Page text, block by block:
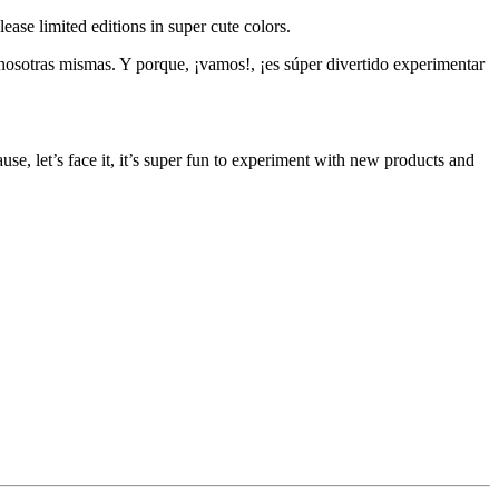
limited editions in super cute colors.
mismas. Y porque, ¡vamos!, ¡es súper divertido experimentar
let’s face it, it’s super fun to experiment with new products and